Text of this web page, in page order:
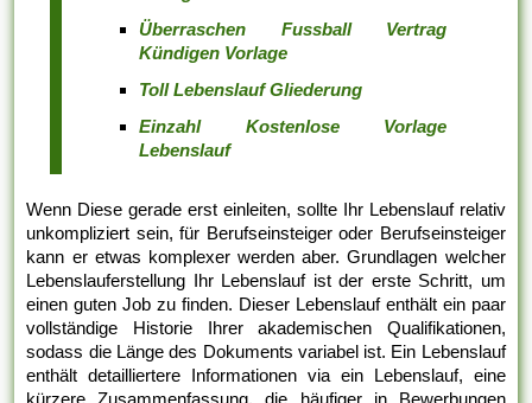
Überraschen Fussball Vertrag
Kündigen Vorlage
Toll Lebenslauf Gliederung
Einzahl Kostenlose Vorlage
Lebenslauf
Wenn Diese gerade erst einleiten, sollte Ihr Lebenslauf relativ
unkompliziert sein, für Berufseinsteiger oder Berufseinsteiger
kann er etwas komplexer werden aber. Grundlagen welcher
Lebenslauferstellung Ihr Lebenslauf ist der erste Schritt, um
einen guten Job zu finden. Dieser Lebenslauf enthält ein paar
vollständige Historie Ihrer akademischen Qualifikationen,
sodass die Länge des Dokuments variabel ist. Ein Lebenslauf
enthält detailliertere Informationen via ein Lebenslauf, eine
kürzere Zusammenfassung, die häufiger in Bewerbungen